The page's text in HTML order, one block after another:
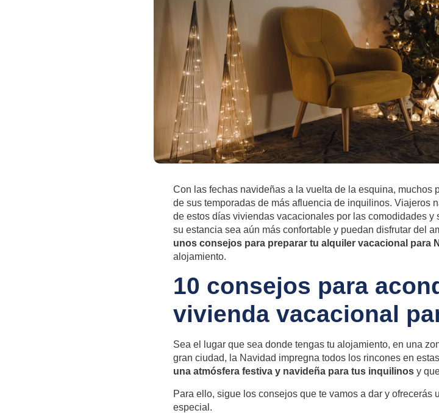
Con las fechas navideñas a la vuelta de la esquina, muchos
de sus temporadas de más afluencia de inquilinos. Viajeros
de estos días viviendas vacacionales por las comodidades
su estancia sea aún más confortable y puedan disfrutar del
unos consejos para preparar tu alquiler vacacional para
alojamiento.
10 consejos para
vivienda vacacional
Sea el lugar que sea donde tengas tu alojamiento, en una
gran ciudad, la Navidad impregna todos los rincones en
una atmósfera festiva y navideña para tus inquilinos y
Para ello, sigue los consejos que te vamos a dar y
especial.